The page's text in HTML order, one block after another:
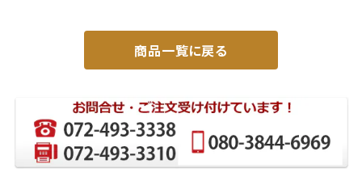
商品一覧に戻る